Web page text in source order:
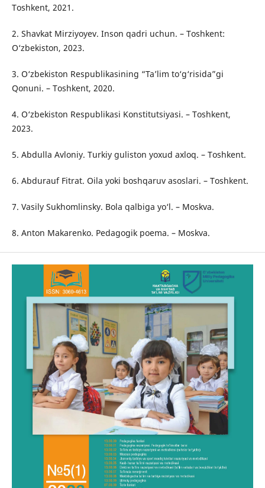
Toshkent, 2021.
2. Shavkat Mirziyoyev. Inson qadri uchun. – Toshkent:
O‘zbekiston, 2023.
3. O‘zbekiston Respublikasining “Ta’lim to‘g‘risida”gi
Qonuni. – Toshkent, 2020.
4. O‘zbekiston Respublikasi Konstitutsiyasi. – Toshkent,
2023.
5. Abdulla Avloniy. Turkiy guliston yoxud axloq. – Toshkent.
6. Abdurauf Fitrat. Oila yoki boshqaruv asoslari. – Toshkent.
7. Vasily Sukhomlinsky. Bola qalbiga yo‘l. – Moskva.
8. Anton Makarenko. Pedagogik poema. – Moskva.